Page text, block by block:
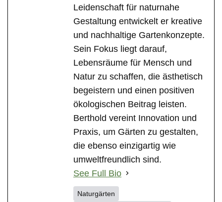
Leidenschaft für naturnahe
Gestaltung entwickelt er kreative
und nachhaltige Gartenkonzepte.
Sein Fokus liegt darauf,
Lebensräume für Mensch und
Natur zu schaffen, die ästhetisch
begeistern und einen positiven
ökologischen Beitrag leisten.
Berthold vereint Innovation und
Praxis, um Gärten zu gestalten,
die ebenso einzigartig wie
umweltfreundlich sind.
See Full Bio
Naturgärten